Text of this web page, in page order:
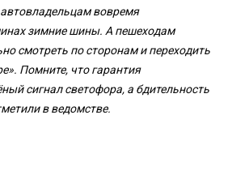
вовремя
зимние шины. А пешеходам
смотреть по сторонам и переходить
Помните, что гарантия
сигнал светофора, а бдительность
в ведомстве.